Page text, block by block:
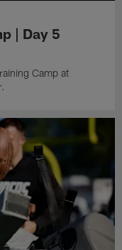
| Day 5
Camp at